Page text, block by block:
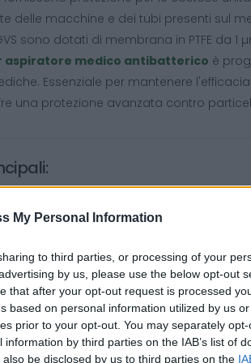
My Personal Information
to third parties, or processing of your
by us, please use the below opt-out
that after your opt-out request is processed
based on personal information utilized by us
prior to your opt-out. You may separately
by third parties on the IAB’s list of
be disclosed by us to third parties on the
delle macchine e dei tubi presenti sul
sono dotati di membrana in PTFE da 1
aspiratore medico antibatterico è
Essenziale per mantenere
una protezione avanzata contro
: Realizzato con materiali ad alta
garantendo un'aria pulita e priva di
: Trattato con agenti antibatterici per
per adattarsi a vari modelli di
: Costruito con materiali resistenti e